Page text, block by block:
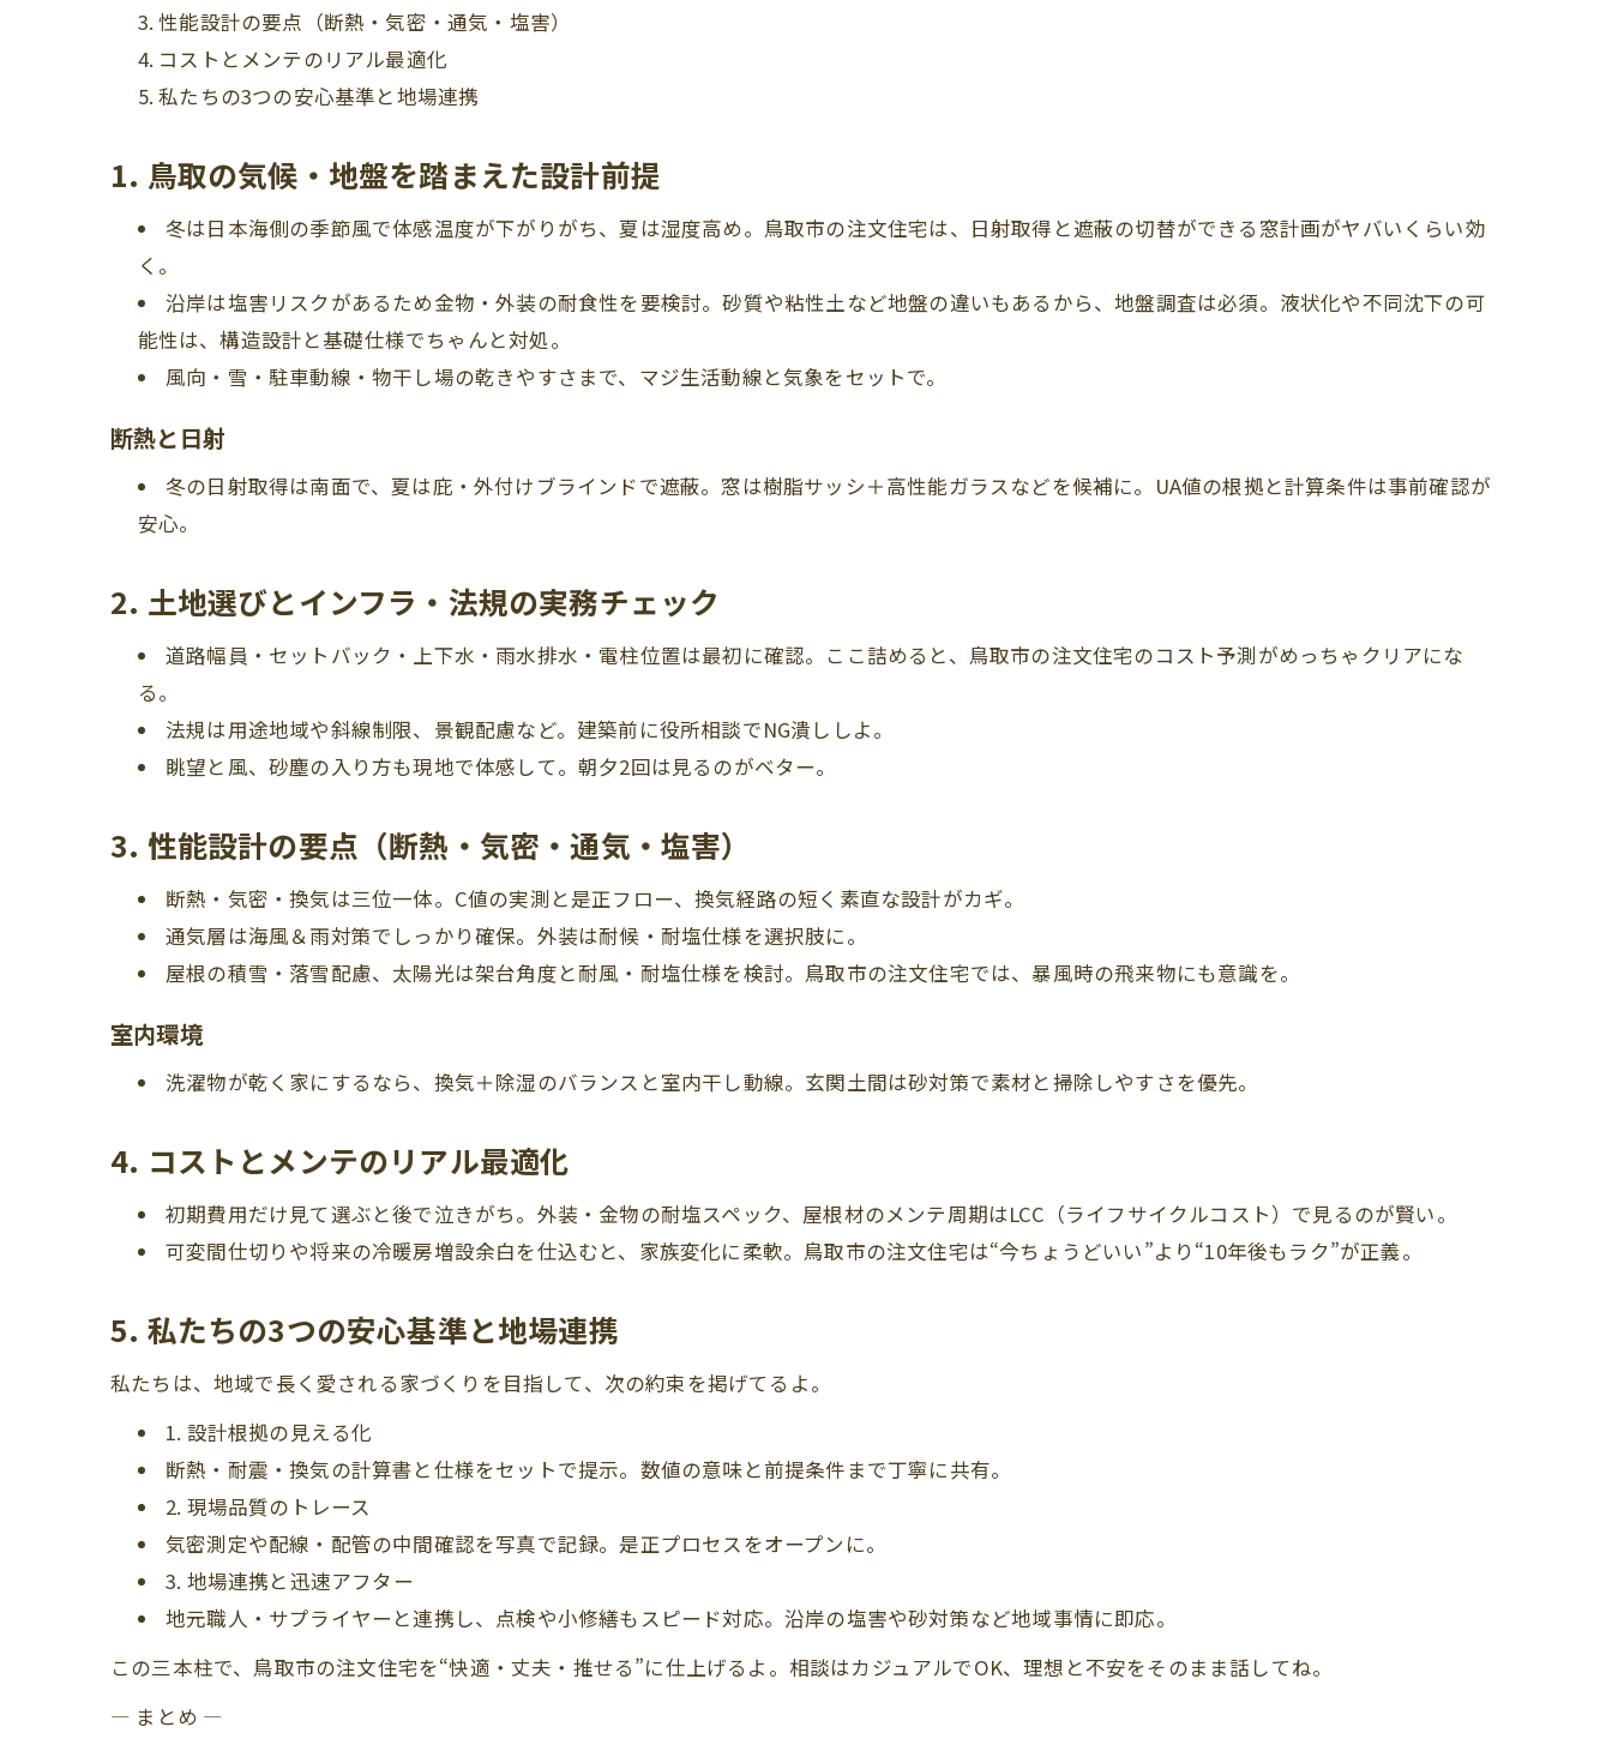
性能設計の要点（断熱・気密・通気・塩害）
コストとメンテのリアル最適化
私たちの3つの安心基準と地場連携
1. 鳥取の気候・地盤を踏まえた設計前提
冬は日本海側の季節風で体感温度が下がりがち、夏は湿度高め。鳥取市の注文住宅は、日射取得と遮蔽の切替ができる窓計画がヤバいくらい効
く。
沿岸は塩害リスクがあるため金物・外装の耐食性を要検討。砂質や粘性土など地盤の違いもあるから、地盤調査は必須。液状化や不同沈下の可
能性は、構造設計と基礎仕様でちゃんと対処。
風向・雪・駐車動線・物干し場の乾きやすさまで、マジ生活動線と気象をセットで。
断熱と日射
冬の日射取得は南面で、夏は庇・外付けブラインドで遮蔽。窓は樹脂サッシ＋高性能ガラスなどを候補に。UA値の根拠と計算条件は事前確認が
安心。
2. 土地選びとインフラ・法規の実務チェック
道路幅員・セットバック・上下水・雨水排水・電柱位置は最初に確認。ここ詰めると、鳥取市の注文住宅のコスト予測がめっちゃクリアにな
る。
法規は用途地域や斜線制限、景観配慮など。建築前に役所相談でNG潰ししよ。
眺望と風、砂塵の入り方も現地で体感して。朝夕2回は見るのがベター。
3. 性能設計の要点（断熱・気密・通気・塩害）
断熱・気密・換気は三位一体。C値の実測と是正フロー、換気経路の短く素直な設計がカギ。
通気層は海風＆雨対策でしっかり確保。外装は耐候・耐塩仕様を選択肢に。
屋根の積雪・落雪配慮、太陽光は架台角度と耐風・耐塩仕様を検討。鳥取市の注文住宅では、暴風時の飛来物にも意識を。
室内環境
洗濯物が乾く家にするなら、換気＋除湿のバランスと室内干し動線。玄関土間は砂対策で素材と掃除しやすさを優先。
4. コストとメンテのリアル最適化
初期費用だけ見て選ぶと後で泣きがち。外装・金物の耐塩スペック、屋根材のメンテ周期はLCC（ライフサイクルコスト）で見るのが賢い。
可変間仕切りや将来の冷暖房増設余白を仕込むと、家族変化に柔軟。鳥取市の注文住宅は“今ちょうどいい”より“10年後もラク”が正義。
5. 私たちの3つの安心基準と地場連携
私たちは、地域で長く愛される家づくりを目指して、次の約束を掲げてるよ。
1. 設計根拠の見える化
断熱・耐震・換気の計算書と仕様をセットで提示。数値の意味と前提条件まで丁寧に共有。
2. 現場品質のトレース
気密測定や配線・配管の中間確認を写真で記録。是正プロセスをオープンに。
3. 地場連携と迅速アフター
地元職人・サプライヤーと連携し、点検や小修繕もスピード対応。沿岸の塩害や砂対策など地域事情に即応。
この三本柱で、鳥取市の注文住宅を“快適・丈夫・推せる”に仕上げるよ。相談はカジュアルでOK、理想と不安をそのまま話してね。
— まとめ —